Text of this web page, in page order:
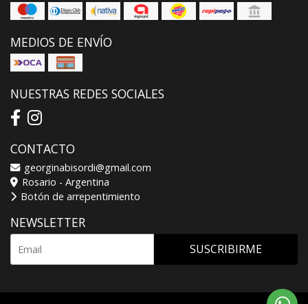
MEDIOS DE ENVÍO
NUESTRAS REDES SOCIALES
CONTACTO
georginabisordi@gmail.com
Rosario - Argentina
Botón de arrepentimiento
NEWSLETTER
SUSCRIBIRME